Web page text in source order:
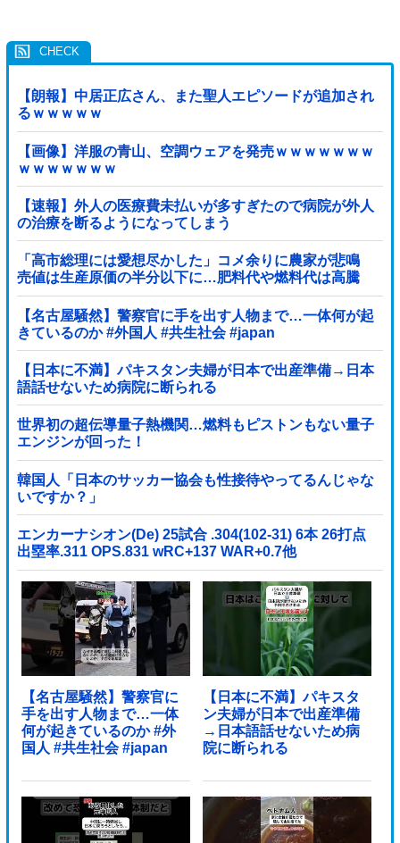
【朗報】中居正広さん、また聖人エピソードが追加され
るｗｗｗｗｗ
【画像】洋服の青山、空調ウェアを発売ｗｗｗｗｗｗｗ
ｗｗｗｗｗｗｗ
【速報】外人の医療費未払いが多すぎたので病院が外人
の治療を断るようになってしまう
「高市総理には愛想尽かした」コメ余りに農家が悲鳴
売値は生産原価の半分以下に…肥料代や燃料代は高騰
「今年でやめる」農家も
【名古屋騒然】警察官に手を出す人物まで…一体何が起
きているのか #外国人 #共生社会 #japan
【日本に不満】パキスタン夫婦が日本で出産準備→日本
語話せないため病院に断られる
世界初の超伝導量子熱機関…燃料もピストンもない量子
エンジンが回った！
韓国人「日本のサッカー協会も性接待やってるんじゃな
いですか？」
エンカーナシオン(De) 25試合 .304(102-31) 6本 26打点
出塁率.311 OPS.831 wRC+137 WAR+0.7他
【名古屋騒然】警察官に
手を出す人物まで…一体
何が起きているのか #外
国人 #共生社会 #japan
【日本に不満】パキスタ
ン夫婦が日本で出産準備
→日本語話せないため病
院に断られる